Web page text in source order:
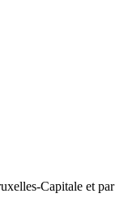
Capitale et par